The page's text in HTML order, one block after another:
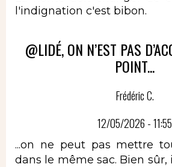
l'indignation c'est bibon.
@LIDÉ, ON N’EST PAS
POINT...
Frédéric C.
12/05/2026 - 11:55
...on ne peut pas mettre
dans le même sac. Bien sûr,